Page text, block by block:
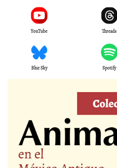
YouTube Threads
Blue Sky Spotify